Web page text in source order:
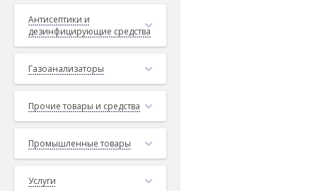
Антисептики и
дезинфицирующие средства
Газоанализаторы
Прочие товары и средства
Промышленные товары
Услуги